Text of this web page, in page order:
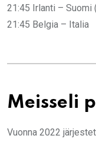
21:45 Irlanti – Suomi
21:45 Belgia – Italia
Meisseli
Vuonna 2022